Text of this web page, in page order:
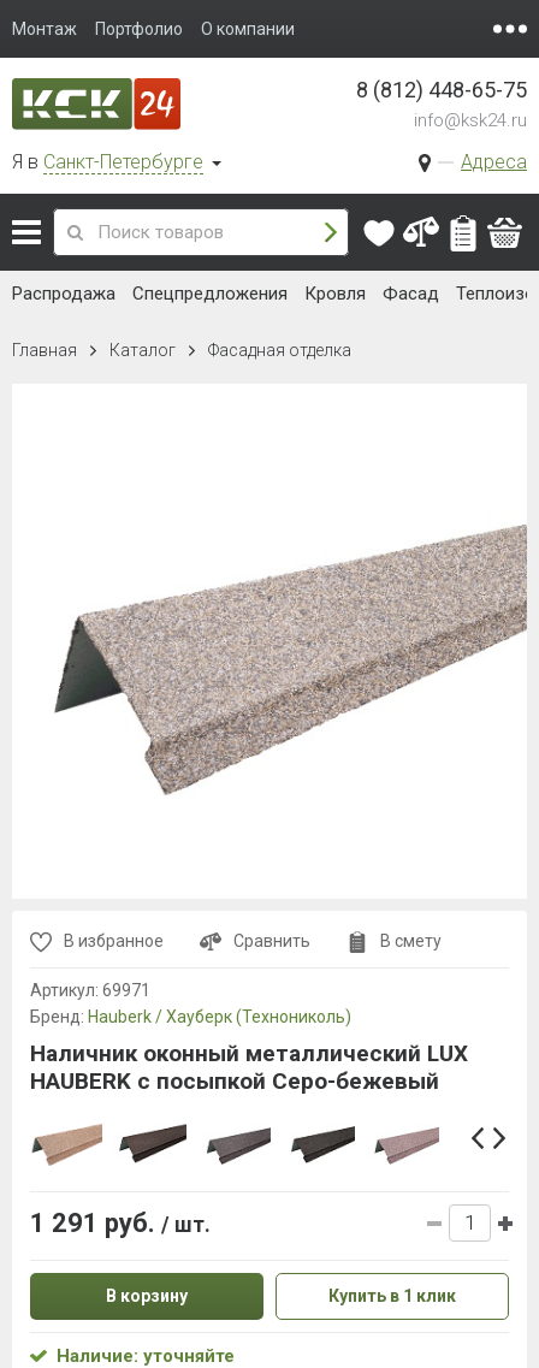
Монтаж Портфолио О компании
Я в Санкт-Петербурге Адреса
8 (812) 448-65-75
info@ksk24.ru
Распродажа Спецпредложения Кровля Фасад
Главная Каталог Фасадная отделка
В избранное Сравнить В смету
Артикул: 69971
Бренд: Hauberk / Хауберк (Технониколь)
Наличник оконный металлический LUX
HAUBERK с посыпкой Серо-бежевый
1 291 руб. / шт.
В корзину Купить в 1 клик
Наличие: уточняйте